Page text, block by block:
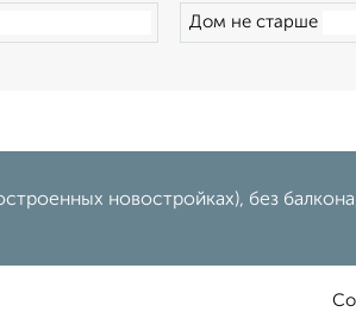
Дом не старше
новостройках), без